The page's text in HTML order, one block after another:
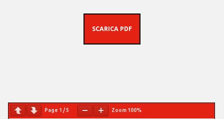
SCARICA PDF
Page 1 /5 Zoom 100%